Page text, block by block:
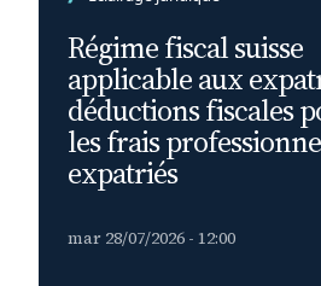
Régime fiscal suisse
applicable aux
déductions fiscales
les frais
expatriés
mar 28/07/2026 - 12:00